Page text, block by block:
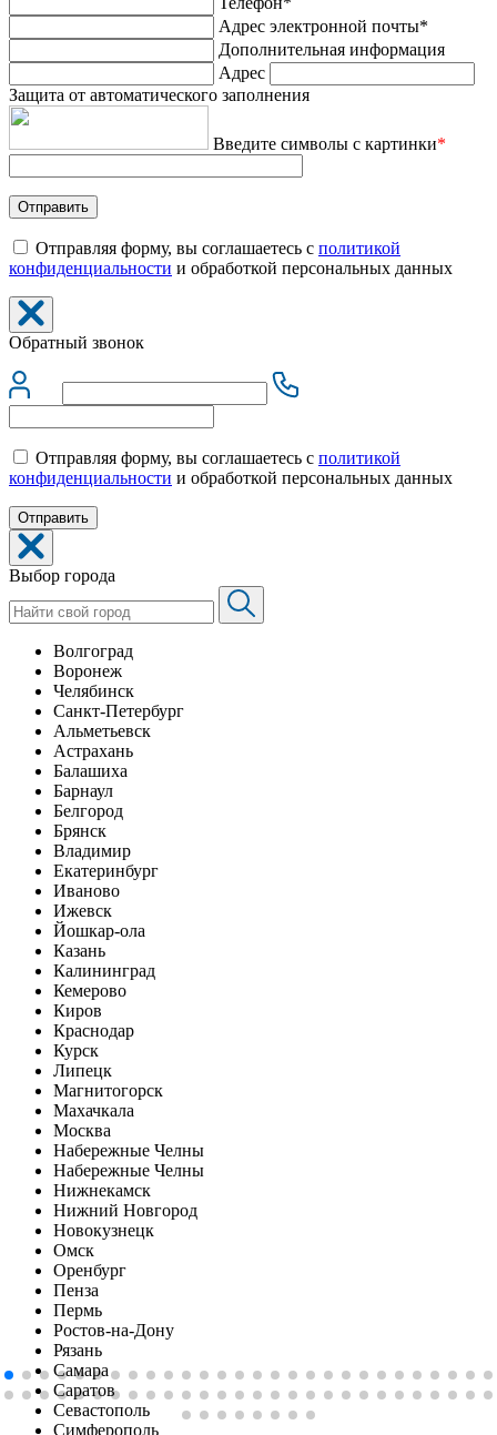
Адрес электронной почты*
Дополнительная информация
Адрес
Защита от автоматического заполнения
Введите символы с картинки*
Отправляя форму, вы соглашаетесь с политикой
конфиденциальности и обработкой персональных данных
Обратный звонок
Отправляя форму, вы соглашаетесь с политикой
конфиденциальности и обработкой персональных данных
Выбор города
Волгоград
Воронеж
Челябинск
Санкт-Петербург
Альметьевск
Астрахань
Балашиха
Барнаул
Белгород
Брянск
Владимир
Екатеринбург
Иваново
Ижевск
Йошкар-ола
Казань
Калининград
Кемерово
Киров
Краснодар
Курск
Липецк
Магнитогорск
Махачкала
Москва
Набережные Челны
Набережные Челны
Нижнекамск
Нижний Новгород
Новокузнецк
Омск
Оренбург
Пенза
Пермь
Ростов-на-Дону
Рязань
Самара
Саратов
Севастополь
Симферопoль